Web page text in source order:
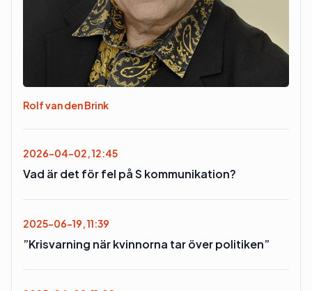
Rolf van den Brink
2026-04-02, 12:45
Vad är det för fel på S kommunikation?
2025-06-19, 11:39
”Krisvarning när kvinnorna tar över politiken”